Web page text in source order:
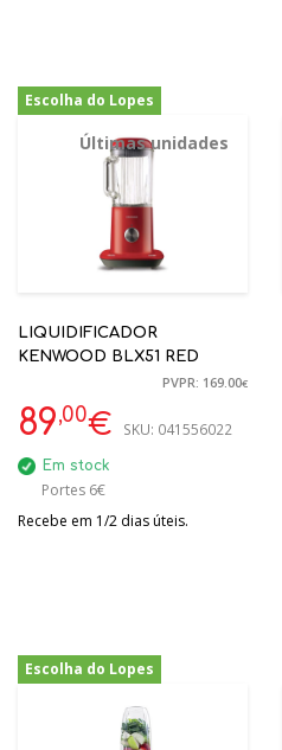
Escolha do Lopes
Últimas unidades
-47%
LIQUIDIFICADOR
KENWOOD BLX51 RED
PVPR: 169.00€
89,00€ SKU: 041556022
Em stock
Portes 6€
Recebe em 1/2 dias úteis.
Escolha do Lopes
-33%